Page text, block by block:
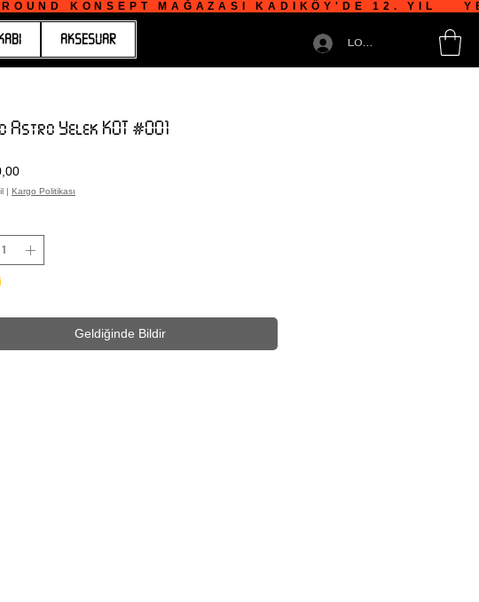
LOGIN
KONSEPT MAĞAZASI KADIKÖY'DE 12. YIL
AKSESUAR
Astro Yelek KOT #001
Fiyat
| Kargo Politikası
Geldiğinde Bildir